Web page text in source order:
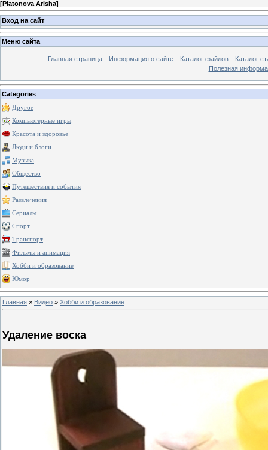
[Platonova Arisha]
Вход на сайт
Меню сайта
Главная страница Информация о сайте Каталог файлов
Каталог
Полезная
Categories
Другое
Компьютерные игры
Красота и здоровье
Люди и блоги
Музыка
Общество
Путешествия и события
Развлечения
Сериалы
Спорт
Транспорт
Фильмы и анимация
Хобби и образование
Юмор
Главная » Видео » Хобби и образование
Удаление воска